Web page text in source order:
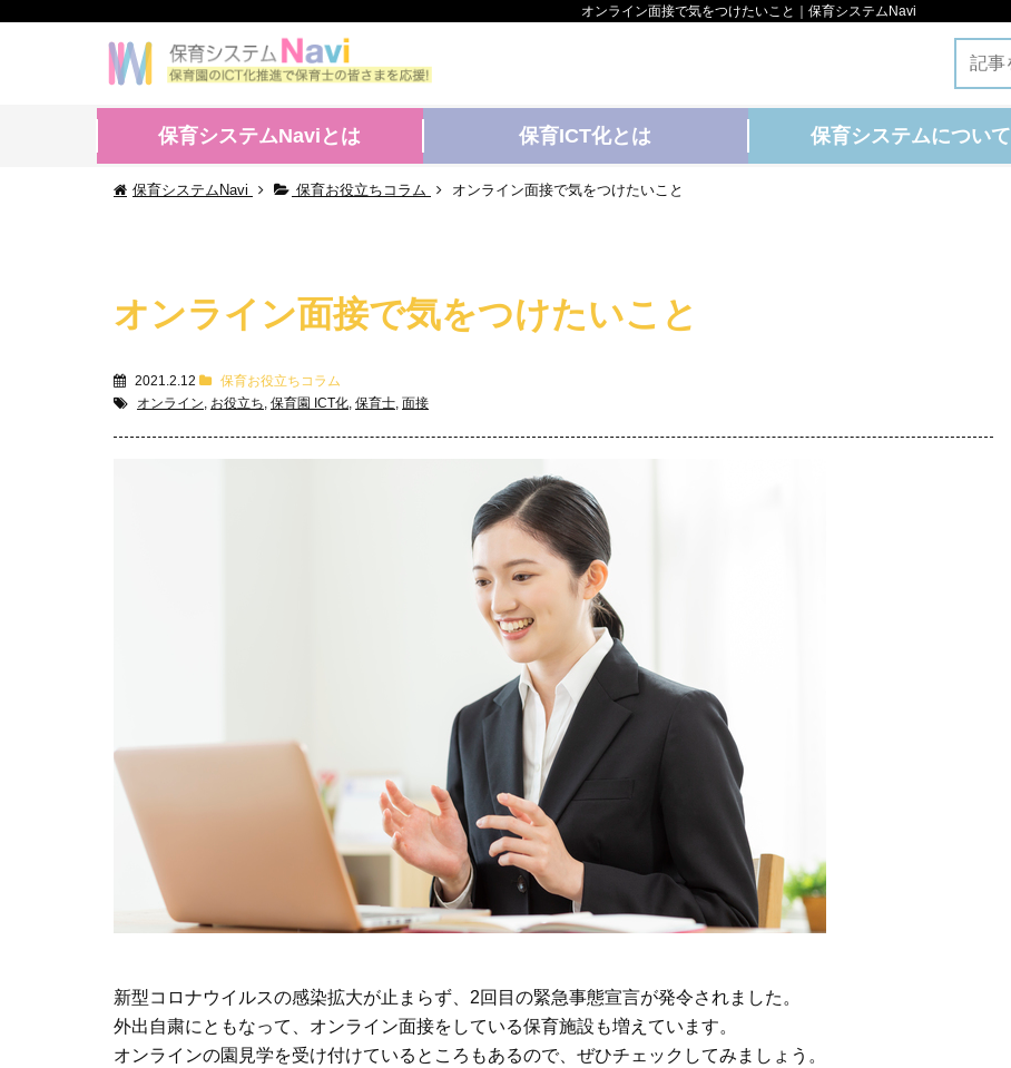
オンライン面接で気をつけたいこと｜保育システムNavi
保育システムNaviとは 保育ICT化とは 保育システムについて
保育システムNavi 保育お役立ちコラム オンライン面接で気をつけたいこと
オンライン面接で気をつけたいこと
2021.2.12
保育お役立ちコラム
オンライン, お役立ち, 保育園 ICT化, 保育士, 面接
新型コロナウイルスの感染拡大が止まらず、2回目の緊急事態宣言が発令されました。
外出自粛にともなって、オンライン面接をしている保育施設も増えています。
オンラインの園見学を受け付けているところもあるので、ぜひチェックしてみましょう。